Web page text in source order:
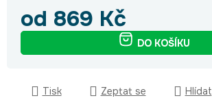
od 869 Kč
DO KOŠÍKU
Tisk Zeptat se Hlídat